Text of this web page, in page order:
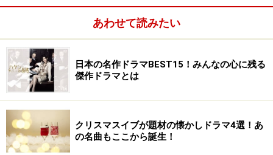
あわせて読みたい
日本の名作ドラマBEST15！みんなの心に残る
傑作ドラマとは
クリスマスイブが題材の懐かしドラマ4選！あ
の名曲もここから誕生！